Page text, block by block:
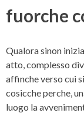
fuorche
Qualora sinon
atto, complesso
affinche verso cui
cosicche perche,
luogo la